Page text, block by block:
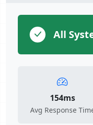
All
154ms
Avg Response